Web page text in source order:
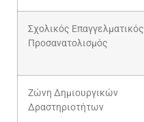
Σχολικός Επαγγελματικός
Προσανατολισμός
Ζώνη Δημιουργικών
Δραστηριοτήτων